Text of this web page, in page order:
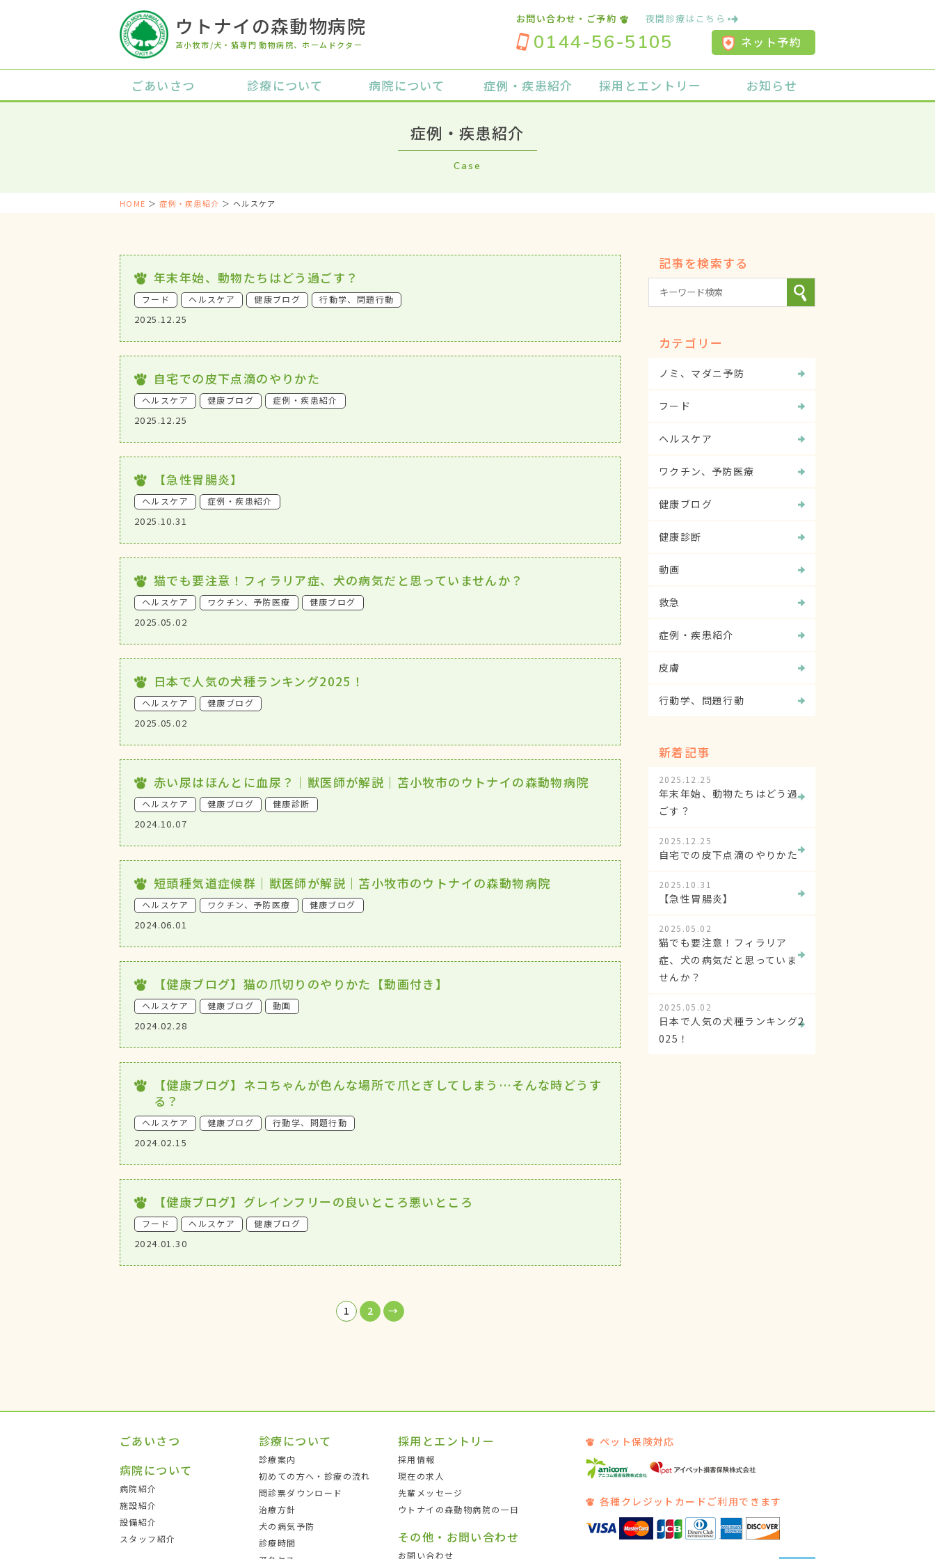
ウトナイの森動物病院
苫小牧市/犬・猫専門 動物病院、ホームドクター
お問い合わせ・ご予約 夜間診療はこちら
0144-56-5105 ネット予約
ごあいさつ 診療について 病院について 症例・疾患紹介 採用とエントリー お知らせ
症例・疾患紹介
Case
HOME ＞ 症例・疾患紹介 ＞ ヘルスケア
年末年始、動物たちはどう過ごす？
フード ヘルスケア 健康ブログ 行動学、問題行動
2025.12.25
自宅での皮下点滴のやりかた
ヘルスケア 健康ブログ 症例・疾患紹介
2025.12.25
【急性胃腸炎】
ヘルスケア 症例・疾患紹介
2025.10.31
猫でも要注意！フィラリア症、犬の病気だと思っていませんか？
ヘルスケア ワクチン、予防医療 健康ブログ
2025.05.02
日本で人気の犬種ランキング2025！
ヘルスケア 健康ブログ
2025.05.02
赤い尿はほんとに血尿？｜獣医師が解説｜苫小牧市のウトナイの森動物病院
ヘルスケア 健康ブログ 健康診断
2024.10.07
短頭種気道症候群｜獣医師が解説｜苫小牧市のウトナイの森動物病院
ヘルスケア ワクチン、予防医療 健康ブログ
2024.06.01
【健康ブログ】猫の爪切りのやりかた【動画付き】
ヘルスケア 健康ブログ 動画
2024.02.28
【健康ブログ】ネコちゃんが色んな場所で爪とぎしてしまう…そんな時どうす
る？
ヘルスケア 健康ブログ 行動学、問題行動
2024.02.15
【健康ブログ】グレインフリーの良いところ悪いところ
フード ヘルスケア 健康ブログ
2024.01.30
1 2 →
記事を検索する
カテゴリー
ノミ、マダニ予防
フード
ヘルスケア
ワクチン、予防医療
健康ブログ
健康診断
動画
救急
症例・疾患紹介
皮膚
行動学、問題行動
新着記事
2025.12.25
年末年始、動物たちはどう過
ごす？
2025.12.25
自宅での皮下点滴のやりかた
2025.10.31
【急性胃腸炎】
2025.05.02
猫でも要注意！フィラリア
症、犬の病気だと思っていま
せんか？
2025.05.02
日本で人気の犬種ランキング2
025！
ごあいさつ
病院について
病院紹介
施設紹介
設備紹介
スタッフ紹介
診療について
診療案内
初めての方へ・診療の流れ
問診票ダウンロード
治療方針
犬の病気予防
診療時間
採用とエントリー
採用情報
現在の求人
先輩メッセージ
ウトナイの森動物病院の一日
その他・お問い合わせ
お問い合わせ
ペット保険対応
各種クレジットカードご利用できます